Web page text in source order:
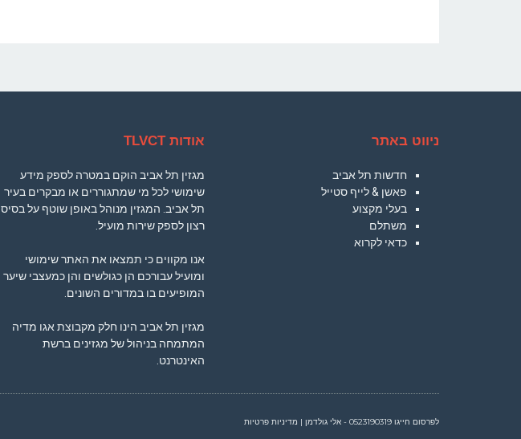
ניווט באתר
חדשות תל אביב
פאשן & לייף סטייל
בעלי מקצוע
משתלם
כדאי לקרוא
אודות TLVCT
מגזין תל אביב הוקם במטרה לספק מידע
שימושי לכל מי שמתגוררים או מבקרים בעיר
תל אביב. המגזין מנוהל באופן שוטף על בסיס
רצון לספק שירות מועיל.
אנו מקווים כי תמצאו את האתר שימושי
ומועיל עבורכם הן כגולשים והן כמעצבי שיער
המופיעים בו במדורים השונים.
מגזין תל אביב הינו חלק מקבוצת אגו מדיה
המתמחה בניהול של מגזינים ברשת
האינטרנט.
לפרסום חייגו 0523190319 - אלי גולדמן | מדיניות פרטיות